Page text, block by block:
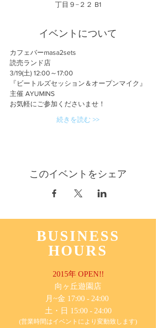
丁目９−２２ B1
イベントについて
カフェバーmasa2sets
読売ランド店
3/19(土) 12:00～17:00
『ビートルズセッション＆オープンマイク』
主催 AYUMINS
お気軽にご参加くださいませ！
続きを読む >>
このイベントをシェア
BUSINESS
HOURS
2015年 OPEN!!
​向ヶ丘遊園店
月~金 17:00 - 24:00
土・日 15:00 - 24:00
(営業時間はイベントにより変動致します)